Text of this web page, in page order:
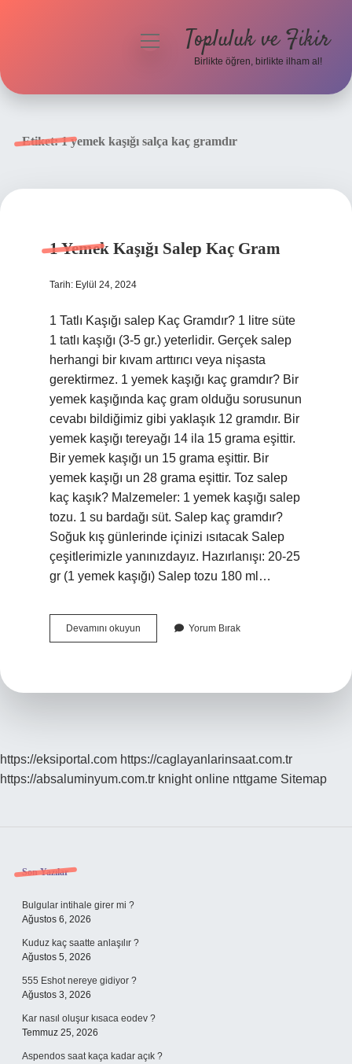
menüyüTopluluk ve Fikir
Birlikte öğren, birlikte ilham al!
Etiket:1 yemek kaşığı salça kaç gramdır
1 Yemek Kaşığı Salep Kaç Gram
Tarih: Eylül 24, 2024
1 Tatlı Kaşığı salep Kaç Gramdır? 1 litre süte
1 tatlı kaşığı (3-5 gr.) yeterlidir. Gerçek salep
herhangi bir kıvam arttırıcı veya nişasta
gerektirmez. 1 yemek kaşığı kaç gramdır? Bir
yemek kaşığında kaç gram olduğu sorusunun
cevabı bildiğimiz gibi yaklaşık 12 gramdır. Bir
yemek kaşığı tereyağı 14 ila 15 grama eşittir.
Bir yemek kaşığı un 15 grama eşittir. Bir
yemek kaşığı un 28 grama eşittir. Toz salep
kaç kaşık? Malzemeler: 1 yemek kaşığı salep
tozu. 1 su bardağı süt. Salep kaç gramdır?
Soğuk kış günlerinde içinizi ısıtacak Salep
çeşitlerimizle yanınızdayız. Hazırlanışı: 20-25
gr (1 yemek kaşığı) Salep tozu 180 ml…
Devamını okuyun
Yemek
Yorum Bırak
https://eksiportal.com https://caglayanlarinsaat.com.tr
https://absaluminyum.com.tr knight online nttgame Sitemap
Sidebar
Son Yazılar
Bulgular intihale girer mi ?
Ağustos 6, 2026
Kuduz kaç saatte anlaşılır ?
Ağustos 5, 2026
555 Eshot nereye gidiyor ?
Ağustos 3, 2026
Kar nasıl oluşur kısaca eodev ?
Temmuz 25, 2026
Aspendos saat kaça kadar açık ?